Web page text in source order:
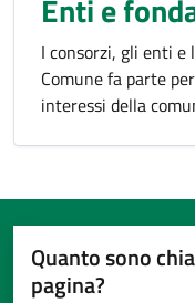
Enti e
I consorzi, gli enti e
Comune fa parte
interessi della
Quanto sono
pagina?